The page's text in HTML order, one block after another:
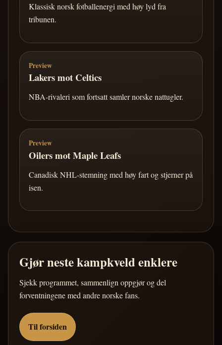
Klassisk norsk fotballenergi med høy lyd fra
tribunen.
Preview
Lakers mot Celtics
NBA-rivaleri som fortsatt samler norske nattugler.
Preview
Oilers mot Maple Leafs
Canadisk NHL-stemning med høy fart og stjerner på
isen.
Gjør neste kampkveld enklere
Sjekk programmet, sammenlign oppgjør og del
forventningene med andre norske fans.
Til forsiden